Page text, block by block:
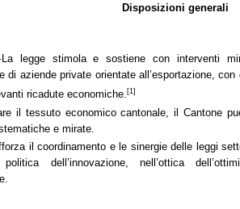
Disposizioni generali
La legge stimola e sostiene con interventi
di aziende private orientate all’esportazione,
ricadute economiche. [1]
il tessuto economico cantonale, il Cantone
e mirate.
il coordinamento e le sinergie delle leggi
dell’innovazione, nell’ottica